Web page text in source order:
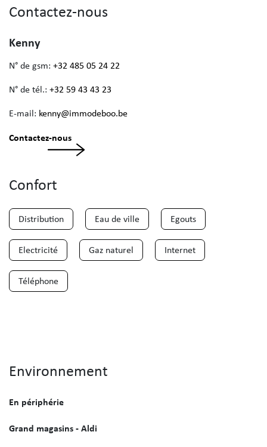
Contactez-nous
Kenny
N° de gsm: +32 485 05 24 22
N° de tél.: +32 59 43 43 23
E-mail: kenny@immodeboo.be
Contactez-nous
Confort
Distribution Eau de ville Egouts
Electricité Gaz naturel Internet
Téléphone
Environnement
En périphérie
Grand magasins - Aldi